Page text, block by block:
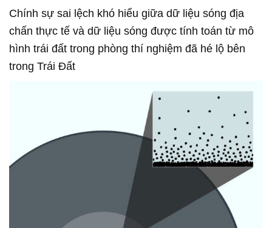
Chính sự sai lệch khó hiểu giữa dữ liệu sóng địa
chấn thực tế và dữ liệu sóng được tính toán từ mô
hình trái đất trong phòng thí nghiệm đã hé lộ bên
trong Trái Đất